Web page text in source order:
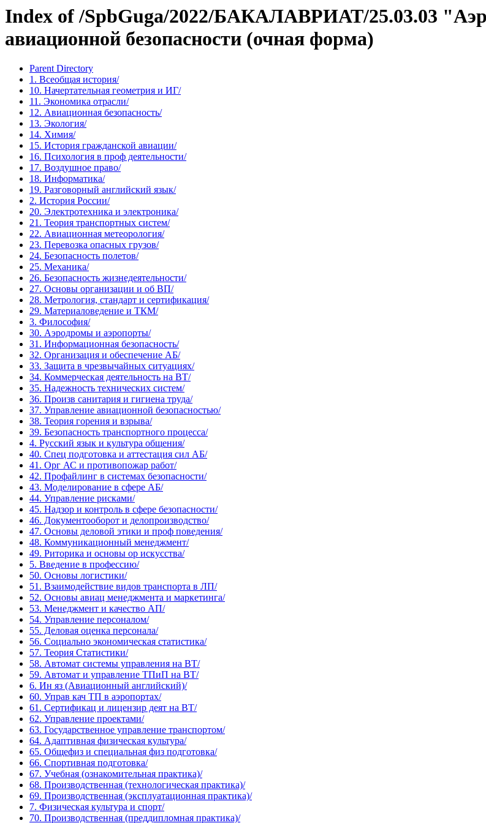
Index of /SpbGuga/2022/БАКАЛАВРИАТ/25.03.03
авиационной безопасности (очная форма)
Parent Directory
1. Всеобщая история/
10. Начертательная геометрия и ИГ/
11. Экономика отрасли/
12. Авиационная безопасность/
13. Экология/
14. Химия/
15. История гражданской авиации/
16. Психология в проф деятельности/
17. Воздушное право/
18. Информатика/
19. Разговорный английский язык/
2. История России/
20. Электротехника и электроника/
21. Теория транспортных систем/
22. Авиационная метеорология/
23. Перевозка опасных грузов/
24. Безопасность полетов/
25. Механика/
26. Безопасность жизнедеятельности/
27. Основы организации и об ВП/
28. Метрология, стандарт и сертификация/
29. Материаловедение и ТКМ/
3. Философия/
30. Аэродромы и аэропорты/
31. Информационная безопасность/
32. Организация и обеспечение АБ/
33. Защита в чрезвычайных ситуациях/
34. Коммерческая деятельность на ВТ/
35. Надежность технических систем/
36. Произв санитария и гигиена труда/
37. Управление авиационной безопасностью/
38. Теория горения и взрыва/
39. Безопасность транспортного процесса/
4. Русский язык и культура общения/
40. Спец подготовка и аттестация сил АБ/
41. Орг АС и противопожар работ/
42. Профайлинг в системах безопасности/
43. Моделирование в сфере АБ/
44. Управление рисками/
45. Надзор и контроль в сфере безопасности/
46. Документооборот и делопроизводство/
47. Основы деловой этики и проф поведения/
48. Коммуникационный менеджмент/
49. Риторика и основы ор искусства/
5. Введение в профессию/
50. Основы логистики/
51. Взаимодействие видов транспорта в ЛП/
52. Основы авиац менеджмента и маркетинга/
53. Менеджмент и качество АП/
54. Управление персоналом/
55. Деловая оценка персонала/
56. Социально экономическая статистика/
57. Теория Статистики/
58. Автомат системы управления на ВТ/
59. Автомат и управление ТПиП на ВТ/
6. Ин яз (Авиационный английский)/
60. Управ кач ТП в аэропортах/
61. Сертификац и лицензир деят на ВТ/
62. Управление проектами/
63. Государственное управление транспортом/
64. Адаптивная физическая культура/
65. Общефиз и специальная физ подготовка/
66. Спортивная подготовка/
67. Учебная (ознакомительная практика)/
68. Производственная (технологическая практика)/
69. Производственная (эксплуатационная практика)/
7. Физическая культура и спорт/
70. Производственная (преддипломная практика)/